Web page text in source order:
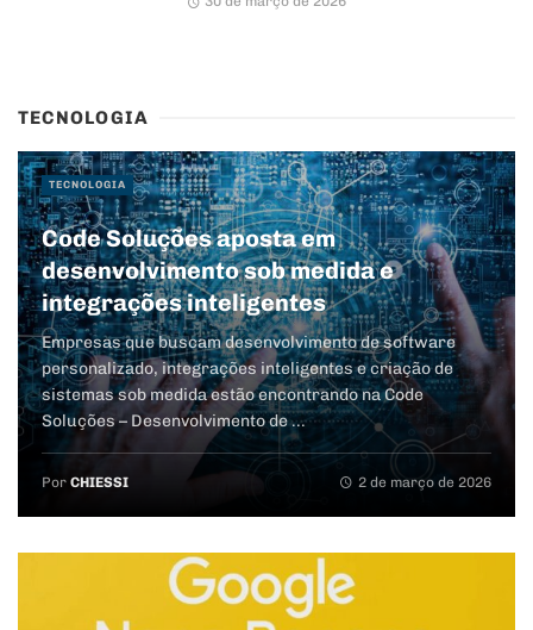
TECNOLOGIA
Code Soluções aposta em
desenvolvimento sob medida e
integrações inteligentes
Empresas que buscam desenvolvimento de software
personalizado, integrações inteligentes e criação de
sistemas sob medida estão encontrando na Code
Soluções – Desenvolvimento de ...
Por CHIESSI 2 de março de 2026
TECNOLOGIA